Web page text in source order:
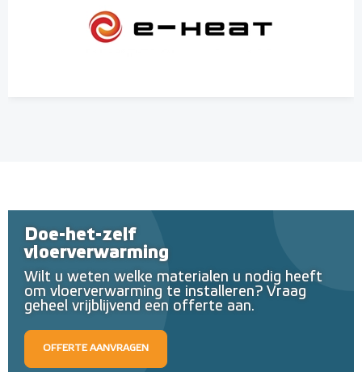
Doe-het-zelf
vloerverwarming
Wilt u weten welke materialen u nodig heeft
om vloerverwarming te installeren? Vraag
geheel vrijblijvend een offerte aan.
OFFERTE AANVRAGEN